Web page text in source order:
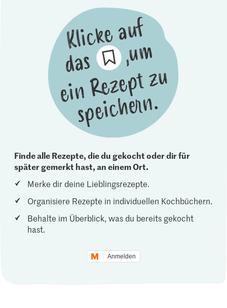
Finde alle Rezepte, die du gekocht oder dir für
später gemerkt hast, an einem Ort.
Merke dir deine Lieblingsrezepte.
Organisiere Rezepte in individuellen Kochbüchern.
Behalte im Überblick, was du bereits gekocht
hast.
Anmelden